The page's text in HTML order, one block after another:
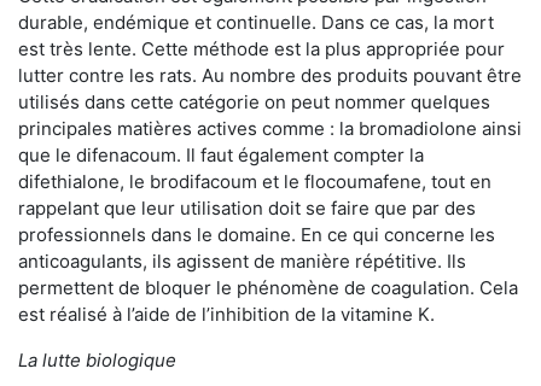
durable, endémique et continuelle. Dans ce cas, la mort
est très lente. Cette méthode est la plus appropriée pour
lutter contre les rats. Au nombre des produits pouvant être
utilisés dans cette catégorie on peut nommer quelques
principales matières actives comme : la bromadiolone ainsi
que le difenacoum. Il faut également compter la
difethialone, le brodifacoum et le flocoumafene, tout en
rappelant que leur utilisation doit se faire que par des
professionnels dans le domaine. En ce qui concerne les
anticoagulants, ils agissent de manière répétitive. Ils
permettent de bloquer le phénomène de coagulation. Cela
est réalisé à l’aide de l’inhibition de la vitamine K.
La lutte biologique